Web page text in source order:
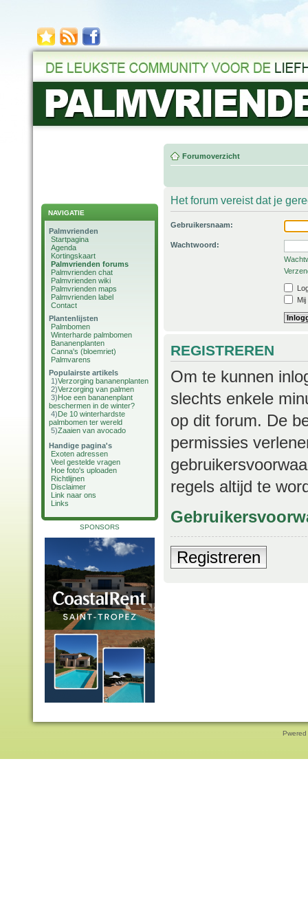
NAVIGATIE
Palmvrienden
Startpagina
Agenda
Kortingskaart
Palmvrienden forums
Palmvrienden chat
Palmvrienden wiki
Palmvrienden maps
Palmvrienden label
Contact
Plantenlijsten
Palmbomen
Winterharde palmbomen
Bananenplanten
Canna's (bloemriet)
Palmvarens
Populairste artikels
1)Verzorging bananenplanten
2)Verzorging van palmen
3)Hoe een bananenplant
beschermen in de winter?
4)De 10 winterhardste
palmbomen ter wereld
5)Zaaien van avocado
Handige pagina's
Exoten adressen
Veel gestelde vragen
Hoe foto's uploaden
Richtlijnen
Disclaimer
Link naar ons
Links
SPONSORS
Forumoverzicht
Het forum vereist dat je
Gebruikersnaam:
Wachtwoord:
REGISTREREN
Om te kunnen
slechts enkele
op dit forum. De
permissies
regels altijd te
Registreren